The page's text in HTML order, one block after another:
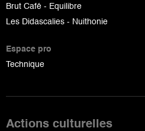
Brut Café - Equilibre
Les Didascalies - Nuithonie
Espace pro
Technique
Actions culturelles